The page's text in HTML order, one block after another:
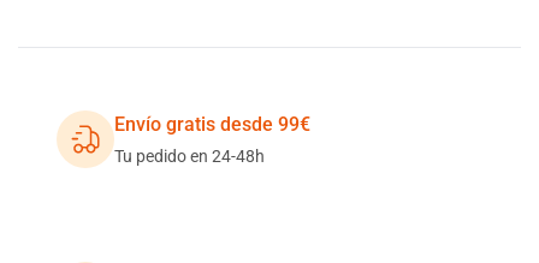
Envío gratis desde 99€
Tu pedido en 24-48h